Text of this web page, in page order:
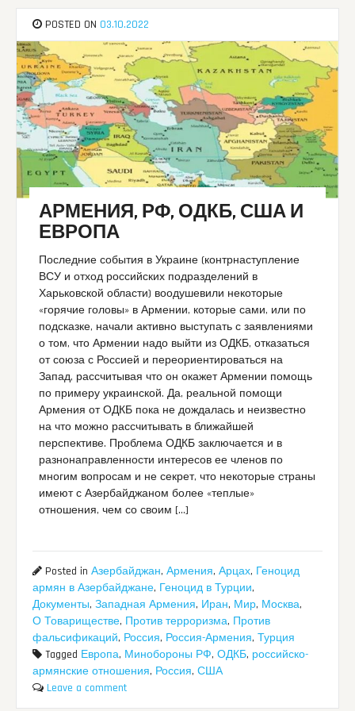
POSTED ON 03.10.2022
АРМЕНИЯ, РФ, ОДКБ, США И
ЕВРОПА
Последние события в Украине (контрнаступление
ВСУ и отход российских подразделений в
Харьковской области) воодушевили некоторые
«горячие головы» в Армении, которые сами, или по
подсказке, начали активно выступать с заявлениями
о том, что Армении надо выйти из ОДКБ, отказаться
от союза с Россией и переориентироваться на
Запад, рассчитывая что он окажет Армении помощь
по примеру украинской. Да, реальной помощи
Армения от ОДКБ пока не дождалась и неизвестно
на что можно рассчитывать в ближайшей
перспективе. Проблема ОДКБ заключается и в
разнонаправленности интересов ее членов по
многим вопросам и не секрет, что некоторые страны
имеют с Азербайджаном более «теплые»
отношения, чем со своим […]
Posted inАзербайджан,Армения,Арцах, Геноцид
армян в Азербайджане, Геноцид в Турции,
Документы,Западная Армения, Иран, Мир, Москва,
О Товариществе, Против терроризма, Против
фальсификаций, Россия, Россия-Армения,Турция
Tagged Европа, Минобороны РФ,ОДКБ, российско-
армянские отношения, Россия,США
Leave a comment